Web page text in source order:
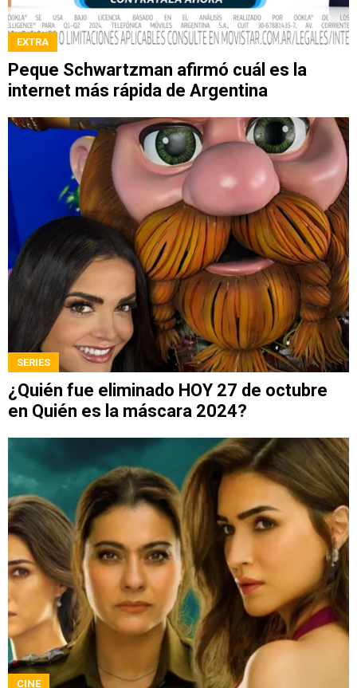
EXTRA
Peque Schwartzman afirmó cuál es la
internet más rápida de Argentina
SERIES
¿Quién fue eliminado HOY 27 de octubre
en Quién es la máscara 2024?
CINE